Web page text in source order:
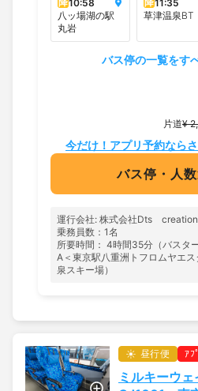
ムヤエスタワ
ー B1F＞
10:58
八ッ場湖の駅
丸岩
11:35
草津温泉BT
バス停の一覧をす
片道¥
今だけ！アプリ予約なら
バス停・人
運行会社: 株式会社Dts creation
乗務員数：1名
所要時間： 4時間35分（バスタ
A＜東京駅八重洲トフロムヤエ
泉スキー場）
昼行便 ｱﾌ
ミルキーウ